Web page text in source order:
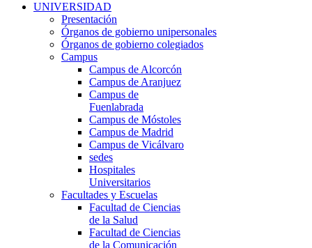
UNIVERSIDAD
Presentación
Órganos de gobierno unipersonales
Órganos de gobierno colegiados
Campus
Campus de Alcorcón
Campus de Aranjuez
Campus de
Fuenlabrada
Campus de Móstoles
Campus de Madrid
Campus de Vicálvaro
sedes
Hospitales
Universitarios
Facultades y Escuelas
Facultad de Ciencias
de la Salud
Facultad de Ciencias
de la Comunicación